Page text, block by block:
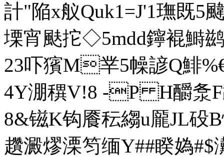
計"陥x舣Quk1=J'1璑既5
塛宵颫 拕◇5mdd鑏裩鰣
23吓獱M丵5幧諺Q鯡
4Y淜穓V!8 -P H釂洜
8&镃K钩餍秐縐 u龎JL
趲澱熮溧笉缅Y##睽媯